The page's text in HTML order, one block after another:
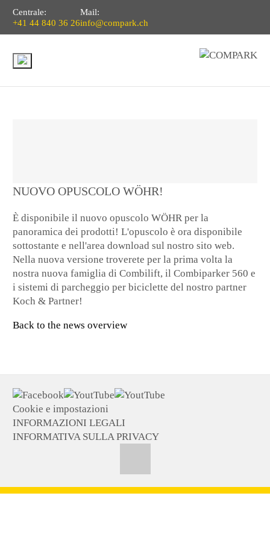
Centrale:
+41 44 840 36 26
Mail:
info@compark.ch
NUOVO OPUSCOLO WÖHR!
È disponibile il nuovo opuscolo WÖHR per la
panoramica dei prodotti! L'opuscolo è ora disponibile
sottostante e nell'area download sul nostro sito web.
Nella nuova versione troverete per la prima volta la
nostra nuova famiglia di Combilift, il Combiparker 560 e
i sistemi di parcheggio per biciclette del nostro partner
Koch & Partner!
Back to the news overview
Cookie e impostazioni
INFORMAZIONI LEGALI
INFORMATIVA SULLA PRIVACY